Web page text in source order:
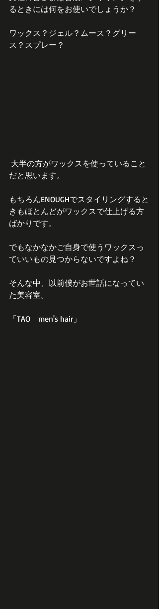
るときには何をお使いでしょうか？
ワックス？ジェル？ムース？グリー
ス？スプレー？
だと思います。
もちろんENOUGHでスタイリングすると
きもほとんどがワックスで仕上げる方
ばかりです。
でもなかなかご自身で使うワックスっ
ていいもの見つからないですよね？
そんな中、以前僕がお世話になってい
た美容室。
「TAO　men's hair」